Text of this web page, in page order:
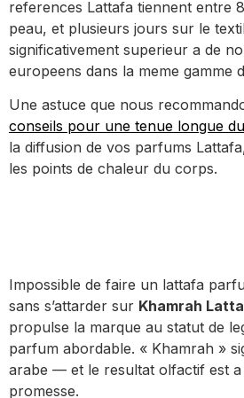
references Lattafa tiennent entre
peau, et plusieurs jours sur le
significativement superieur a de
europeens dans la meme gamme
Une astuce que nous
conseils pour une tenue longue
la diffusion de vos parfums
les points de chaleur du corps.
Impossible de faire un lattafa
sans s’attarder sur Khamrah
propulse la marque au statut de
parfum abordable. « Khamrah »
arabe — et le resultat olfactif est
promesse.